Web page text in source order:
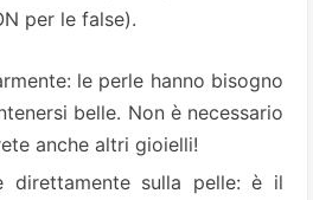
per le false).
le perle hanno bisogno
belle. Non è necessario
anche altri gioielli!
direttamente sulla pelle: è il